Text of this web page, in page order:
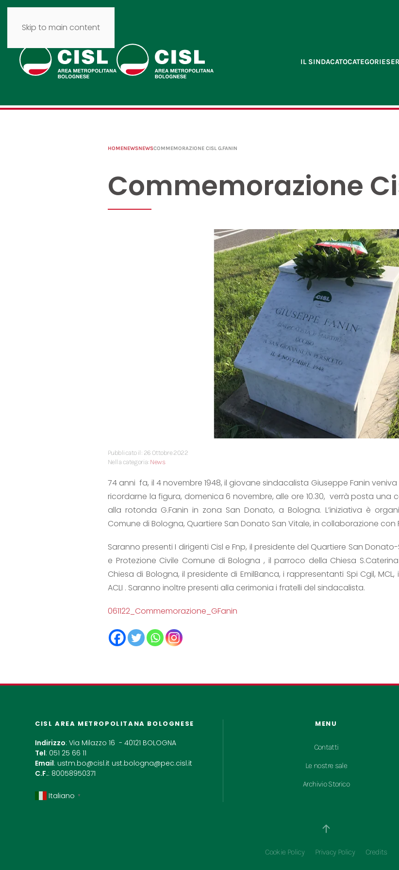
Skip to main content
IL SINDACATOCATEGORIE
HOMENEWSNEWSCOMMEMORAZIONE CISL G.FANIN
Commemorazione
Pubblicato il: 26 Ottobre 2022
Nella categoria:News
74 anni fa, il 4 novembre 1948, il giovane sindacalista Giuseppe Fanin
ricordarne la figura, domenica 6 novembre, alle ore 10.30, verrà posta una
alla rotonda G.Fanin in zona San Donato, a Bologna. L’iniziativa è
Comune di Bologna, Quartiere San Donato San Vitale, in collaborazione con
Saranno presenti I dirigenti Cisl e Fnp, il presidente del Quartiere San
e Protezione Civile Comune di Bologna , il parroco della Chiesa
Chiesa di Bologna, il presidente di EmilBanca, i rappresentanti Spi Cgil,
ACLI . Saranno inoltre presenti alla cerimonia i fratelli del sindacalista.
061122_Commemorazione_GFanin
CISL AREA METROPOLITANA BOLOGNESE
Indirizzo: Via Milazzo 16 - 40121 BOLOGNA
Tel: 051 25 66 11
Email: ustm.bo@cisl.it ust.bologna@pec.cisl.it
C.F.: 80058950371
Italiano ▼
MENU
Contatti
Le nostre sale
Archivio Storico
Cookie Policy Privacy Policy Credits